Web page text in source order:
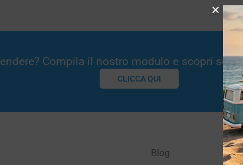
Compila il nostro modulo e scopri se
CLICCA QUI
Blog